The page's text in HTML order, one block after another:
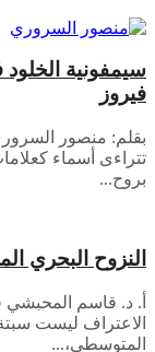
سيمفونية
فيروز
بقلم: منصور السروري
تتراءى أسماء
بروح...
النزوح البحري
أ. د. قاسم
الاعتراف ليست
المتوسطي،...